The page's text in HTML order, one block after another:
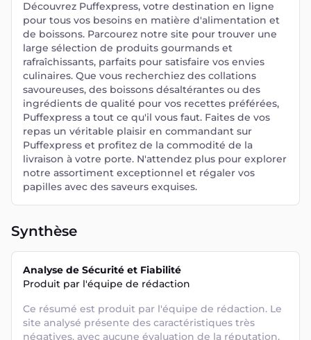
Découvrez Puffexpress, votre destination en ligne
pour tous vos besoins en matière d'alimentation et
de boissons. Parcourez notre site pour trouver une
large sélection de produits gourmands et
rafraîchissants, parfaits pour satisfaire vos envies
culinaires. Que vous recherchiez des collations
savoureuses, des boissons désaltérantes ou des
ingrédients de qualité pour vos recettes préférées,
Puffexpress a tout ce qu'il vous faut. Faites de vos
repas un véritable plaisir en commandant sur
Puffexpress et profitez de la commodité de la
livraison à votre porte. N'attendez plus pour explorer
notre assortiment exceptionnel et régaler vos
papilles avec des saveurs exquises.
Synthèse
Analyse de Sécurité et Fiabilité
Produit par l'équipe de rédaction
Ce résumé est produit par l'équipe de rédaction. Le
site analysé présente des caractéristiques très
négatives, avec aucune évaluation de la réputation,